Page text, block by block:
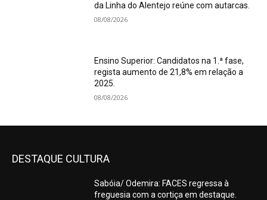
da Linha do Alentejo reúne com autarcas.
08/08/2026
Ensino Superior: Candidatos na 1.ª fase,
regista aumento de 21,8% em relação a
2025.
08/08/2026
DESTAQUE CULTURA
Sabóia/ Odemira: FACES regressa à
freguesia com a cortiça em destaque.